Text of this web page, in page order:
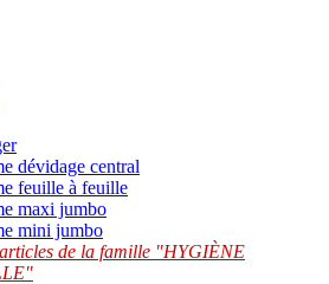
dévidage central
feuille à feuille
maxi jumbo
mini jumbo
de la famille "HYGIÈNE